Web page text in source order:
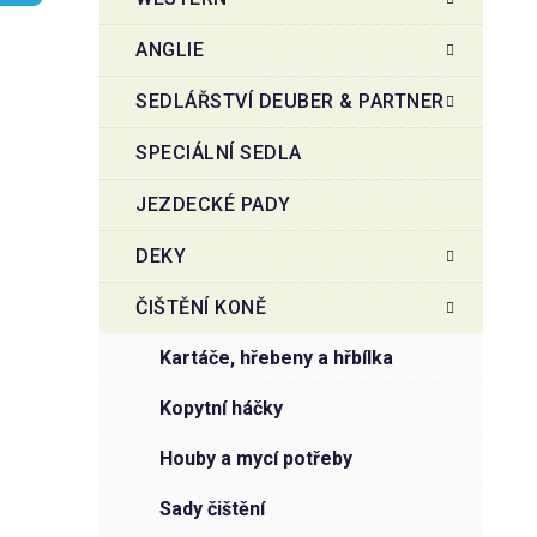
n
í
n
l
ANGLIE
SEDLÁŘSTVÍ DEUBER & PARTNER
SPECIÁLNÍ SEDLA
JEZDECKÉ PADY
DEKY
ČIŠTĚNÍ KONĚ
kartáče, hřebeny a hřbílka
kopytní háčky
houby a mycí potřeby
sady čištění